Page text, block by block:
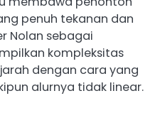
penuh tekanan dan
Nolan sebagai
kompleksitas
dengan cara yang
alurnya tidak linear.